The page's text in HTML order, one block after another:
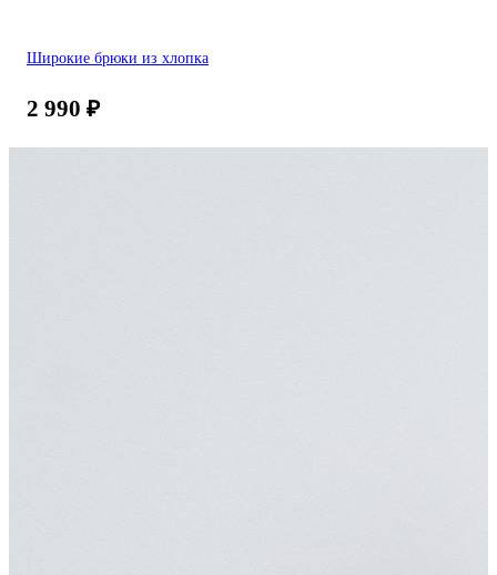
Широкие брюки из хлопка
2 990 ₽